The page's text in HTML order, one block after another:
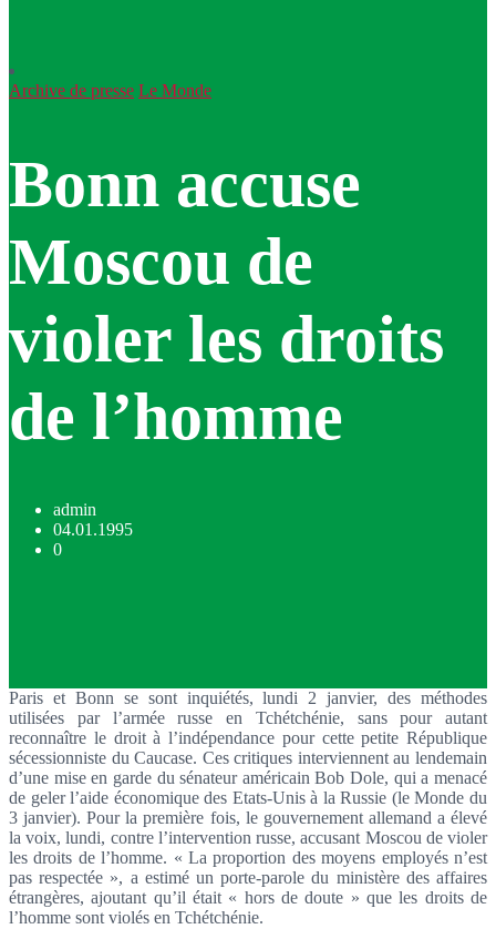
Archive de presse Le Monde
Bonn accuse
Moscou de
violer les droits
de l’homme
admin
04.01.1995
0
Paris et Bonn se sont inquiétés, lundi 2 janvier, des méthodes
utilisées par l’armée russe en Tchétchénie, sans pour autant
reconnaître le droit à l’indépendance pour cette petite République
sécessionniste du Caucase. Ces critiques interviennent au lendemain
d’une mise en garde du sénateur américain Bob Dole, qui a menacé
de geler l’aide économique des Etats-Unis à la Russie (le Monde du
3 janvier). Pour la première fois, le gouvernement allemand a élevé
la voix, lundi, contre l’intervention russe, accusant Moscou de violer
les droits de l’homme. « La proportion des moyens employés n’est
pas respectée », a estimé un porte-parole du ministère des affaires
étrangères, ajoutant qu’il était « hors de doute » que les droits de
l’homme sont violés en Tchétchénie.